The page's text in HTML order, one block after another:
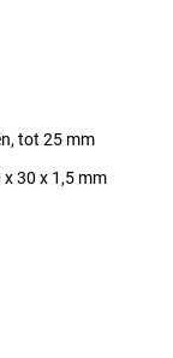
tot 25 mm
30 x 1,5 mm